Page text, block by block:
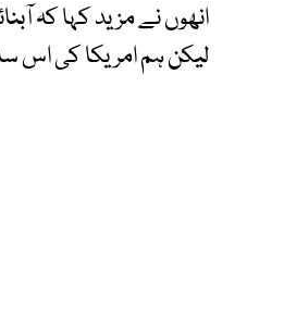
انھوں نے مزید کہا کہ
لیکن ہم امریکا کی اس